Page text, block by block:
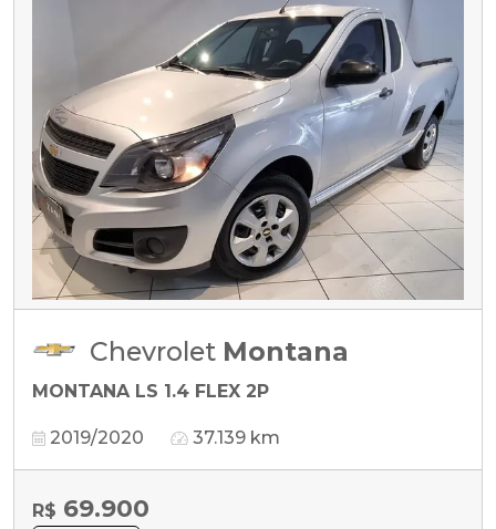
Chevrolet Montana
MONTANA LS 1.4 FLEX 2P
2019/2020 37.139 km
R$ 69.900